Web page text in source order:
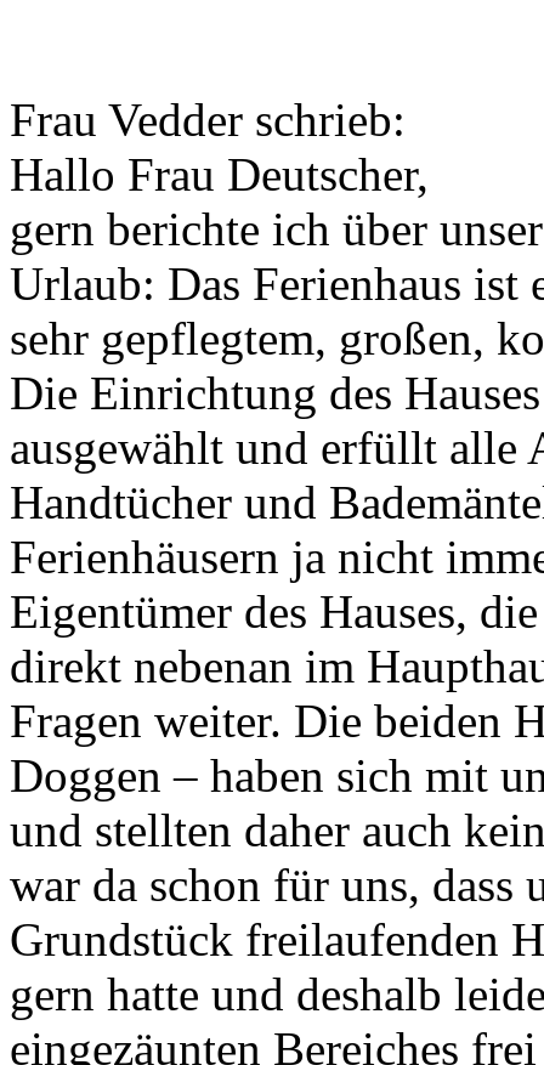
Frau Vedder schrieb:
Hallo Frau Deutscher,
gern berichte ich über
Urlaub: Das Ferienhaus ist
sehr gepflegtem, großen,
Die Einrichtung des
ausgewählt und erfüllt alle
Handtücher und
Ferienhäusern ja nicht
Eigentümer des Hauses,
direkt nebenan im
Fragen weiter. Die beiden
Doggen – haben sich mit
und stellten daher auch
war da schon für uns, dass
Grundstück freilaufenden
gern hatte und deshalb
eingezäunten Bereiches